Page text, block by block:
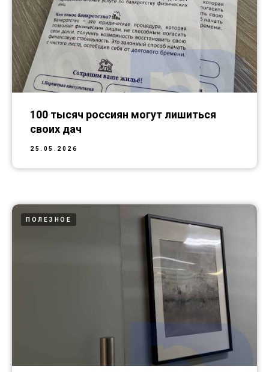
100 тысяч россиян могут лишиться
своих дач
25.05.2026
ПОЛЕЗНОЕ